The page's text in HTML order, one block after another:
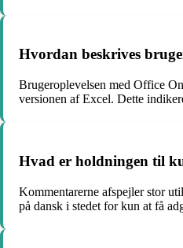
Hvordan beskrives
Brugeroplevelsen med Office
versionen af Excel. Dette
Hvad er holdningen til
Kommentarerne afspejler stor
på dansk i stedet for kun at få